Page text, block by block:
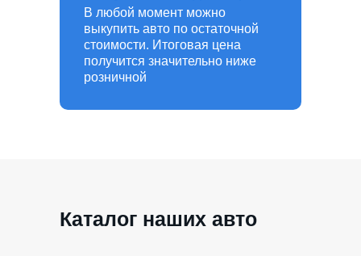
В любой момент можно
выкупить авто по остаточной
стоимости. Итоговая цена
получится значительно ниже
розничной
Каталог наших авто